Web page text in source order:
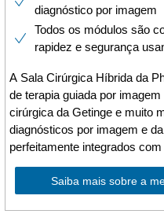
diagnóstico por imagem
Todos os módulos são
rapidez e segurança
A Sala Cirúrgica Híbrida da
de terapia guiada por
cirúrgica da Getinge e muito
diagnósticos por imagem e
perfeitamente integrados
Saiba mais sobre a